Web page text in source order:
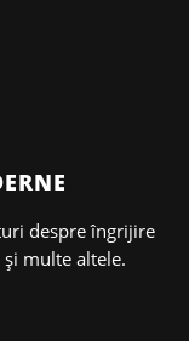
despre îngrijire
multe altele.